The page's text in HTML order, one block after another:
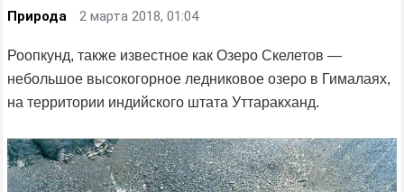
Природа 2 марта 2018, 01:04
Роопкунд, также известное как Озеро Скелетов —
небольшое высокогорное ледниковое озеро в Гималаях,
на территории индийского штата Уттаракханд.